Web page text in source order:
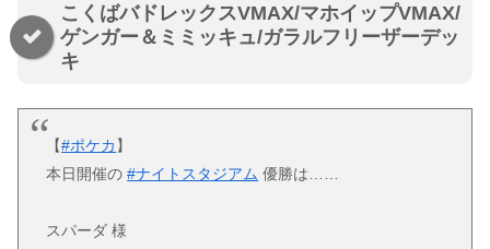
こくばバドレックスVMAX/マホイップVMAX/
ゲンガー＆ミミッキュ/ガラルフリーザーデッ
キ
【#ポケカ 】
本日開催の#ナイトスタジアム 優勝は……
スパーダ 様